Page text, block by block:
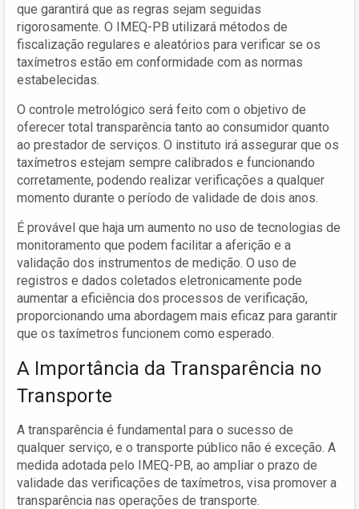
que garantirá que as regras sejam seguidas
rigorosamente. O IMEQ-PB utilizará métodos de
fiscalização regulares e aleatórios para verificar se os
taxímetros estão em conformidade com as normas
estabelecidas.
O controle metrológico será feito com o objetivo de
oferecer total transparência tanto ao consumidor quanto
ao prestador de serviços. O instituto irá assegurar que os
taxímetros estejam sempre calibrados e funcionando
corretamente, podendo realizar verificações a qualquer
momento durante o período de validade de dois anos.
É provável que haja um aumento no uso de tecnologias de
monitoramento que podem facilitar a aferição e a
validação dos instrumentos de medição. O uso de
registros e dados coletados eletronicamente pode
aumentar a eficiência dos processos de verificação,
proporcionando uma abordagem mais eficaz para garantir
que os taxímetros funcionem como esperado.
A Importância da Transparência no
Transporte
A transparência é fundamental para o sucesso de
qualquer serviço, e o transporte público não é exceção. A
medida adotada pelo IMEQ-PB, ao ampliar o prazo de
validade das verificações de taxímetros, visa promover a
transparência nas operações de transporte.